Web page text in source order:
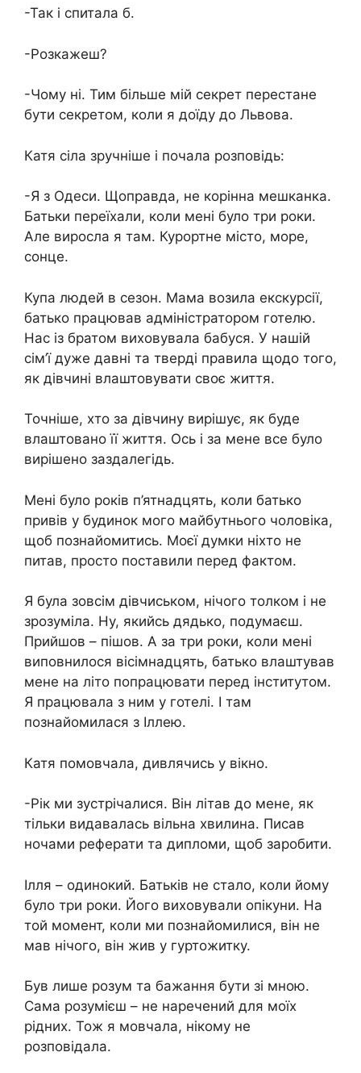
-Так і спитала б.
-Розкажеш?
-Чому ні. Тим більше мій секрет перестане
бути секретом, коли я доїду до Львова.
Катя сіла зручніше і почала розповідь:
-Я з Одеси. Щоправда, не корінна мешканка.
Батьки переїхали, коли мені було три роки.
Але виросла я там. Курортне місто, море,
сонце.
Купа людей в сезон. Мама возила екскурсії,
батько працював адміністратором готелю.
Нас із братом виховувала бабуся. У нашій
сім’ї дуже давні та тверді правила щодо того,
як дівчині влаштовувати своє життя.
Точніше, хто за дівчину вирішує, як буде
влаштовано її життя. Ось і за мене все було
вирішено заздалегідь.
Мені було років п’ятнадцять, коли батько
привів у будинок мого майбутнього чоловіка,
щоб познайомитись. Моєї думки ніхто не
питав, просто поставили перед фактом.
Я була зовсім дівчиськом, нічого толком і не
зрозуміла. Ну, якийсь дядько, подумаєш.
Прийшов – пішов. А за три роки, коли мені
виповнилося вісімнадцять, батько влаштував
мене на літо попрацювати перед інститутом.
Я працювала з ним у готелі. І там
познайомилася з Іллею.
Катя помовчала, дивлячись у вікно.
-Рік ми зустрічалися. Він літав до мене, як
тільки видавалась вільна хвилина. Писав
ночами реферати та дипломи, щоб заробити.
Ілля – одинокий. Батьків не стало, коли йому
було три роки. Його виховували опікуни. На
той момент, коли ми познайомилися, він не
мав нічого, він жив у гуртожитку.
Був лише розум та бажання бути зі мною.
Сама розумієш – не наречений для моїх
рідних. Тож я мовчала, нікому не
розповідала.